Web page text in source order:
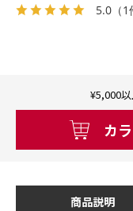
5.0 （1
¥5,000
カ
商品説明